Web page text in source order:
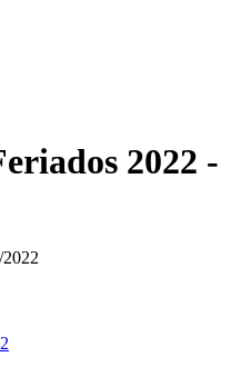
2022 -